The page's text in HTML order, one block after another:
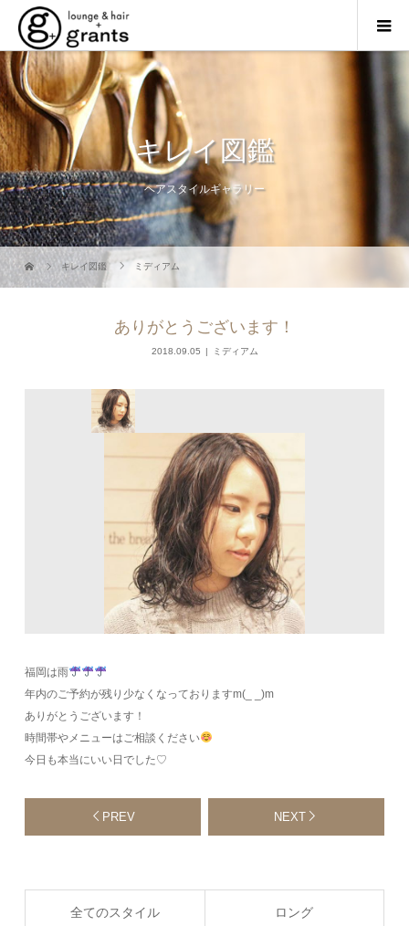
キレイ図鑑
ヘアスタイルギャラリー
キレイ図鑑 ミディアム
ありがとうございます！
2018.09.05 ミディアム
福岡は雨
年内のご予約が残り少なくなっておりますm(_ _)m
ありがとうございます！
時間帯やメニューはご相談ください
今日も本当にいい日でした♡
PREV NEXT
全てのスタイル ロング